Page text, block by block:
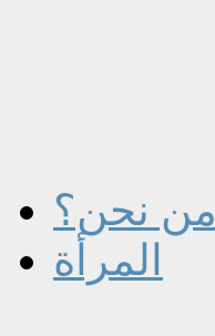
من نحن؟
المرأة